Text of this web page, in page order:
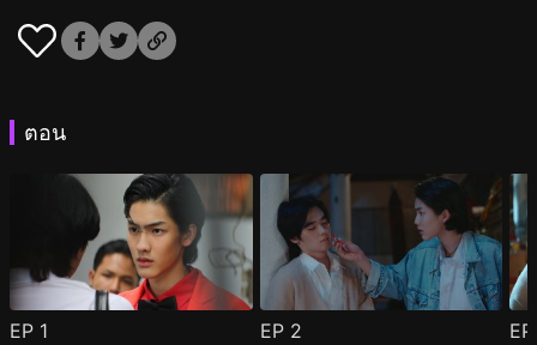
ตอน
EP 1 EP 2